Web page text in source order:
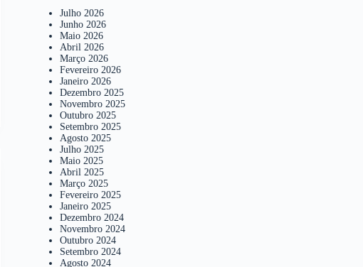
Julho 2026
Junho 2026
Maio 2026
Abril 2026
Março 2026
Fevereiro 2026
Janeiro 2026
Dezembro 2025
Novembro 2025
Outubro 2025
Setembro 2025
Agosto 2025
Julho 2025
Maio 2025
Abril 2025
Março 2025
Fevereiro 2025
Janeiro 2025
Dezembro 2024
Novembro 2024
Outubro 2024
Setembro 2024
Agosto 2024